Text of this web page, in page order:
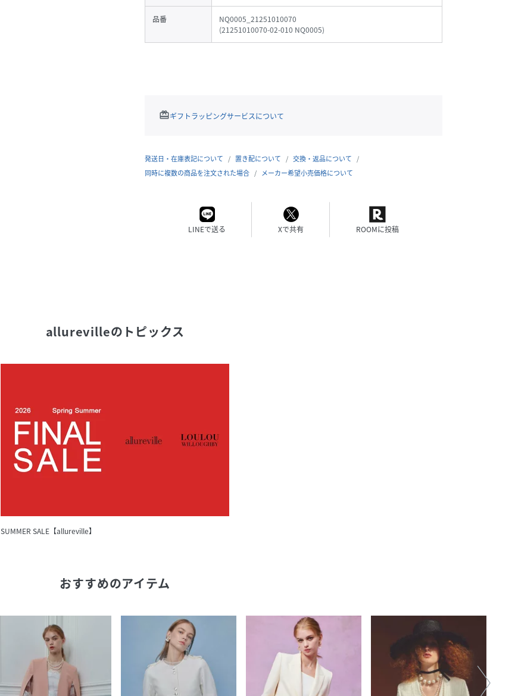
品番
NQ0005_21251010070
(21251010070-02-010 NQ0005)
redeemギフトラッピングサービスについて
発送日・在庫表記について 置き配について
交換・返品について
同時に複数の商品を注文された場合
メーカー希望小売価格について
LINEで送る Xで共有 ROOMに投稿
allurevilleのトピックス
SUMMER SALE【allureville】
おすすめのアイテム